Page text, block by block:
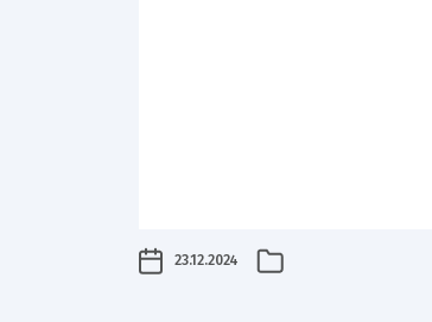
23.12.2024